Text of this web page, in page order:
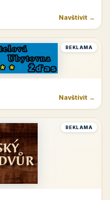
Navštívit →
REKLAMA
Navštívit →
REKLAMA